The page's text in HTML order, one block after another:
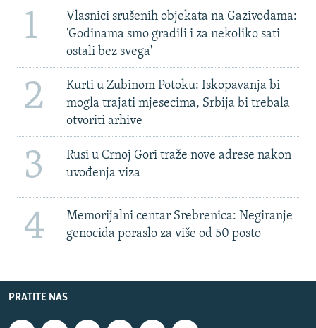
1
Vlasnici srušenih objekata na Gazivodama:
'Godinama smo gradili i za nekoliko sati
ostali bez svega'
2
Kurti u Zubinom Potoku: Iskopavanja bi
mogla trajati mjesecima, Srbija bi trebala
otvoriti arhive
3
Rusi u Crnoj Gori traže nove adrese nakon
uvođenja viza
4
Memorijalni centar Srebrenica: Negiranje
genocida poraslo za više od 50 posto
PRATITE NAS